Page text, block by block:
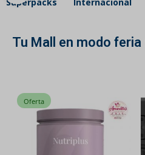
Tu Mall en modo feria
Oferta